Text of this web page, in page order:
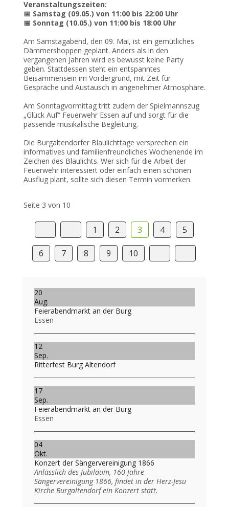
Veranstaltungszeiten:
📅 Samstag (09.05.) von 11:00 bis 22:00 Uhr
📅 Sonntag (10.05.) von 11:00 bis 18:00 Uhr
Am Samstagabend, den 09. Mai, ist ein gemütliches
Dämmershoppen geplant. Anders als in den
vergangenen Jahren wird es bewusst keine Party
geben. Stattdessen steht ein entspanntes
Beisammensein im Vordergrund, mit Zeit für
Gespräche und Austausch in angenehmer Atmosphäre.
Am Sonntagvormittag tritt zudem der Spielmannszug
„Glück Auf“ Feuerwehr Essen auf und sorgt für die
passende musikalische Begleitung.
Die Burgaltendorfer Blaulichttage versprechen ein
informatives und familienfreundliches Wochenende im
Zeichen des Blaulichts. Wer sich für die Arbeit der
Feuerwehr interessiert oder einfach einen schönen
Ausflug plant, sollte sich diesen Termin vormerken.
Seite 3 von 10
1 2 3 4 5
6 7 8 9 10
20
Aug.
Feierabendmarkt an der Burg
Essen
12
Sep.
Ritterfest Burg Altendorf
17
Sep.
Feierabendmarkt an der Burg
Essen
04
Okt.
Konzert der Sängervereinigung 1866
Anlässlich des Jubiläum, 160 Jahre
Sängervereinigung 1866, findet in der Herz-Jesu
Kirche Burgaltendorf ein Konzert statt.